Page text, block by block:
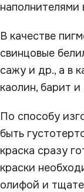
наполнителями
В качестве
свинцовые
сажу и др., а в
каолин, барит и
По способу
быть
краска сразу
краски
олифой и